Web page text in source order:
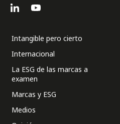
Intangible pero cierto
Internacional
La ESG de las marcas a
examen
Marcas y ESG
Medios